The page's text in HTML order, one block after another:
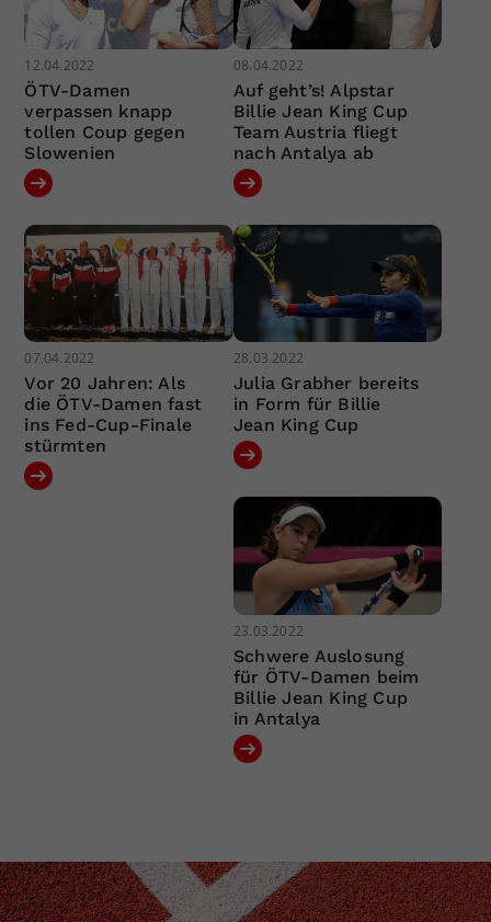
12.04.2022
ÖTV-Damen
verpassen knapp
tollen Coup gegen
Slowenien
08.04.2022
Auf geht’s! Alpstar
Billie Jean King Cup
Team Austria fliegt
nach Antalya ab
07.04.2022
Vor 20 Jahren: Als
die ÖTV-Damen fast
ins Fed-Cup-Finale
stürmten
28.03.2022
Julia Grabher bereits
in Form für Billie
Jean King Cup
23.03.2022
Schwere Auslosung
für ÖTV-Damen beim
Billie Jean King Cup
in Antalya